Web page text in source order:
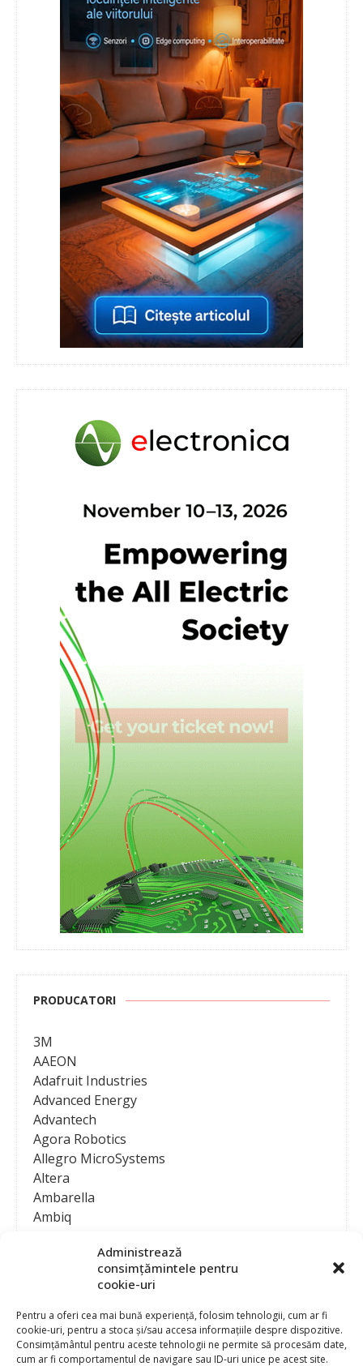
Administrează
consimțămintele pentru
cookie-uri
Pentru a oferi cea mai bună experiență, folosim tehnologii, cum ar fi
cookie-uri, pentru a stoca și/sau accesa informațiile despre dispozitive.
Consimțământul pentru aceste tehnologii ne permite să procesăm date,
cum ar fi comportamentul de navigare sau ID-uri unice pe acest site.
PRODUCATORI
3M
AAEON
Adafruit Industries
Advanced Energy
Advantech
Agora Robotics
Allegro MicroSystems
Altera
Ambarella
Ambiq
Analog Devices
Anritsu Corporation
Ansys
APS
Arduino